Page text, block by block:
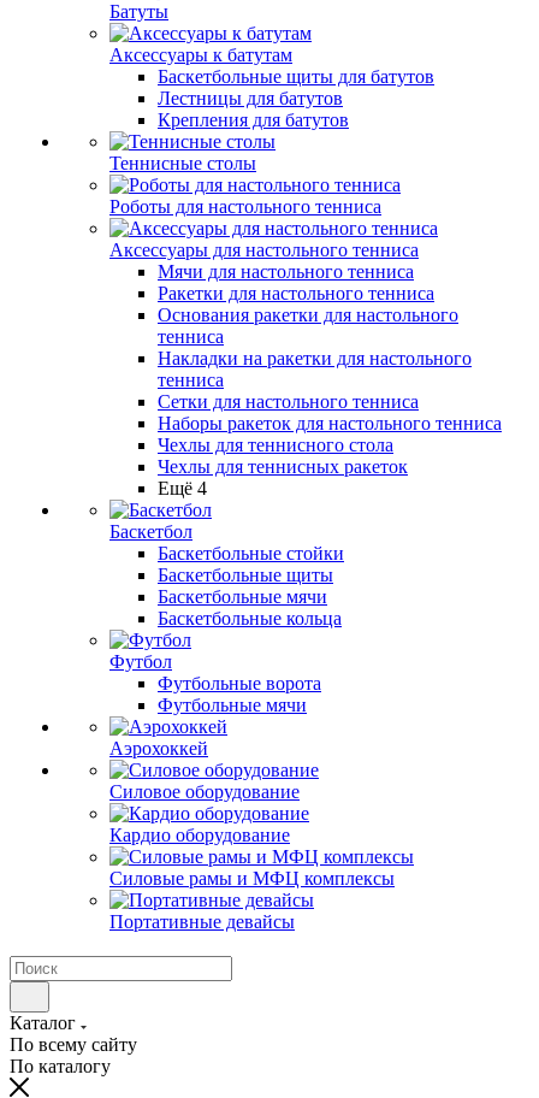
Батуты
Аксессуары к батутам
Баскетбольные щиты для батутов
Лестницы для батутов
Крепления для батутов
Теннисные столы
Роботы для настольного тенниса
Аксессуары для настольного тенниса
Мячи для настольного тенниса
Ракетки для настольного тенниса
Основания ракетки для настольного
тенниса
Накладки на ракетки для настольного
тенниса
Сетки для настольного тенниса
Наборы ракеток для настольного тенниса
Чехлы для теннисного стола
Чехлы для теннисных ракеток
Ещё 4
Баскетбол
Баскетбольные стойки
Баскетбольные щиты
Баскетбольные мячи
Баскетбольные кольца
Футбол
Футбольные ворота
Футбольные мячи
Аэрохоккей
Силовое оборудование
Кардио оборудование
Силовые рамы и МФЦ комплексы
Портативные девайсы
Каталог
По всему сайту
По каталогу